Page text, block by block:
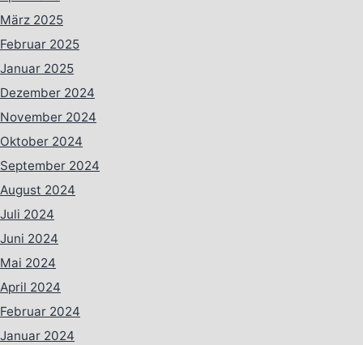
März 2025
Februar 2025
Januar 2025
Dezember 2024
November 2024
Oktober 2024
September 2024
August 2024
Juli 2024
Juni 2024
Mai 2024
April 2024
Februar 2024
Januar 2024